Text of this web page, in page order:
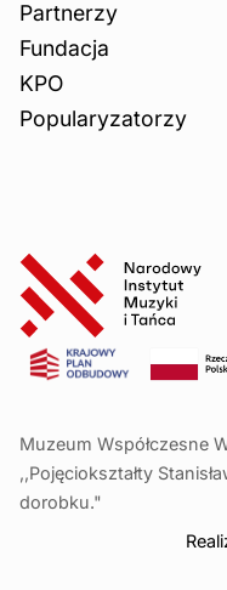
Partnerzy
Fundacja
KPO
Popularyzatorzy
Muzeum Współczesne
,,Pojęciokształty
dorobku."